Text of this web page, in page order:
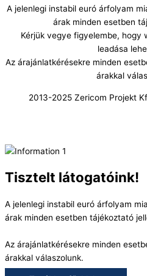
A jelenlegi instabil euró árfolyam
árak minden esetben
Kérjük vegye figyelembe, hogy
leadása
Az árajánlatkérésekre minden
árakkal
2013-2025 Zericom Projekt
Tisztelt látogatóink!
A jelenlegi instabil euró árfolyam
árak minden esetben tájékoztató
Az árajánlatkérésekre minden
árakkal válaszolunk.